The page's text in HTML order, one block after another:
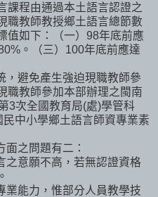
課程由通過本土語言認證之
職教師教授鄉土語言總節數
值如下：（一）98年底前應
。（三）100年底前應達
，避免產生強迫現職教師參
職教師參加本部辦理之閩南
3次全國教育局(處)學管科
中小學鄉土語言師資專業素
之問題有二：
之意願不高，若無認證資格
業能力，惟部分人員教學技